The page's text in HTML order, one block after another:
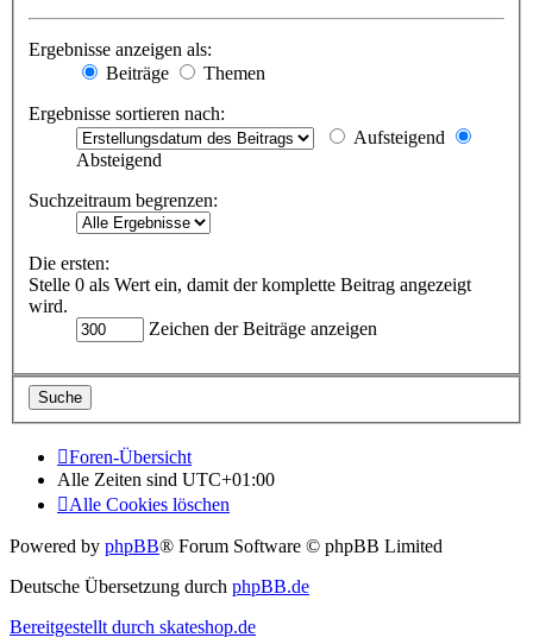
Ergebnisse anzeigen als:
Beiträge
Themen
Ergebnisse sortieren nach:
Aufsteigend
Absteigend
Suchzeitraum begrenzen:
Die ersten:
Stelle 0 als Wert ein, damit der komplette Beitrag angezeigt
wird.
Zeichen der Beiträge anzeigen
Foren-Übersicht
Alle Zeiten sind UTC+01:00
Alle Cookies löschen
Powered by phpBB® Forum Software © phpBB Limited
Deutsche Übersetzung durch phpBB.de
Bereitgestellt durch skateshop.de